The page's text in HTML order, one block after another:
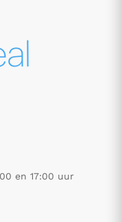
en 17:00 uur